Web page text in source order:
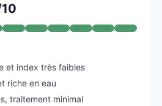
et index très faibles
riche en eau
traitement minimal